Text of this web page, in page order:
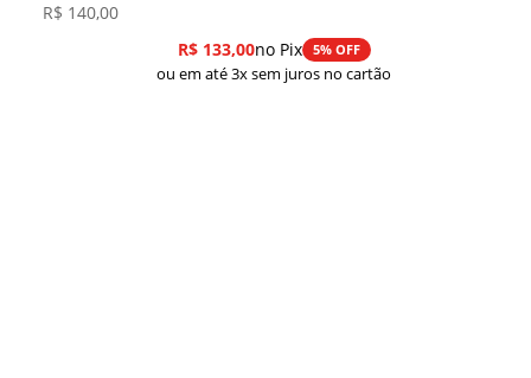
R$ 140,00
R$133,00no Pix 5% OFF
ou em até 3x sem juros no cartão